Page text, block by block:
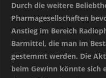
Durch die weitere
Pharmagesellschaften
Anstieg im Bereich
Barmittel, die man im
gestemmt werden. Die
beim Gewinn könnte sich